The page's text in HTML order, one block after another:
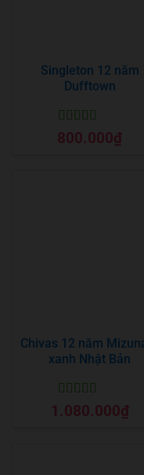
Singleton 12 năm
Dufftown
Được xếp
hạng55 sao
800.000₫
Chivas 12 năm
xanh Nhật Bản
Được xếp
hạng55 sao
1.080.000₫